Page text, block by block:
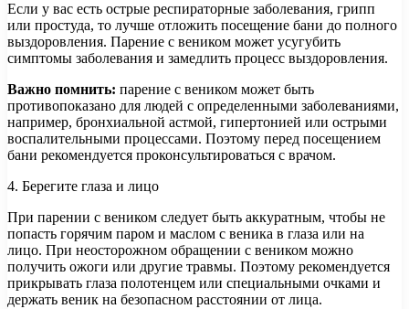
Если у вас есть острые респираторные заболевания, грипп
или простуда, то лучше отложить посещение бани до полного
выздоровления. Парение с веником может усугубить
симптомы заболевания и замедлить процесс выздоровления.
Важно помнить: парение с веником может быть
противопоказано для людей с определенными заболеваниями,
например, бронхиальной астмой, гипертонией или острыми
воспалительными процессами. Поэтому перед посещением
бани рекомендуется проконсультироваться с врачом.
4. Берегите глаза и лицо
При парении с веником следует быть аккуратным, чтобы не
попасть горячим паром и маслом с веника в глаза или на
лицо. При неосторожном обращении с веником можно
получить ожоги или другие травмы. Поэтому рекомендуется
прикрывать глаза полотенцем или специальными очками и
держать веник на безопасном расстоянии от лица.